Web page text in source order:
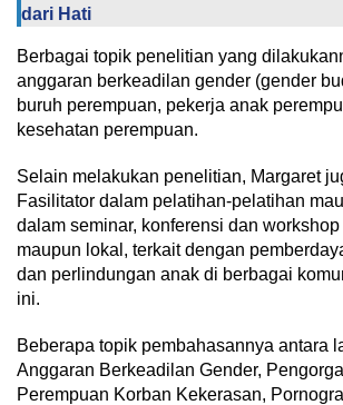
dari Hati
Berbagai topik penelitian yang
anggaran berkeadilan gender (gender
buruh perempuan, pekerja anak
kesehatan perempuan.
Selain melakukan penelitian, Margaret
Fasilitator dalam pelatihan-pelatihan
dalam seminar, konferensi dan workshop
maupun lokal, terkait dengan
dan perlindungan anak di berbagai
ini.
Beberapa topik pembahasannya antara
Anggaran Berkeadilan Gender,
Perempuan Korban Kekerasan,